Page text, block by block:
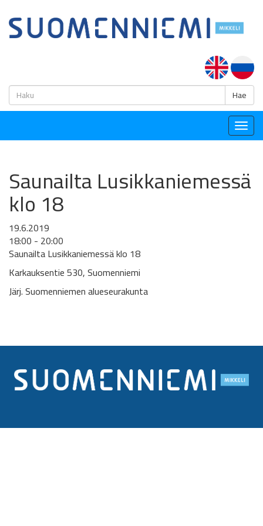
Hae
Saunailta Lusikkaniemessä
klo 18
19.6.2019
18:00 - 20:00
Saunailta Lusikkaniemessä klo 18
Karkauksentie 530, Suomenniemi
Järj. Suomenniemen alueseurakunta